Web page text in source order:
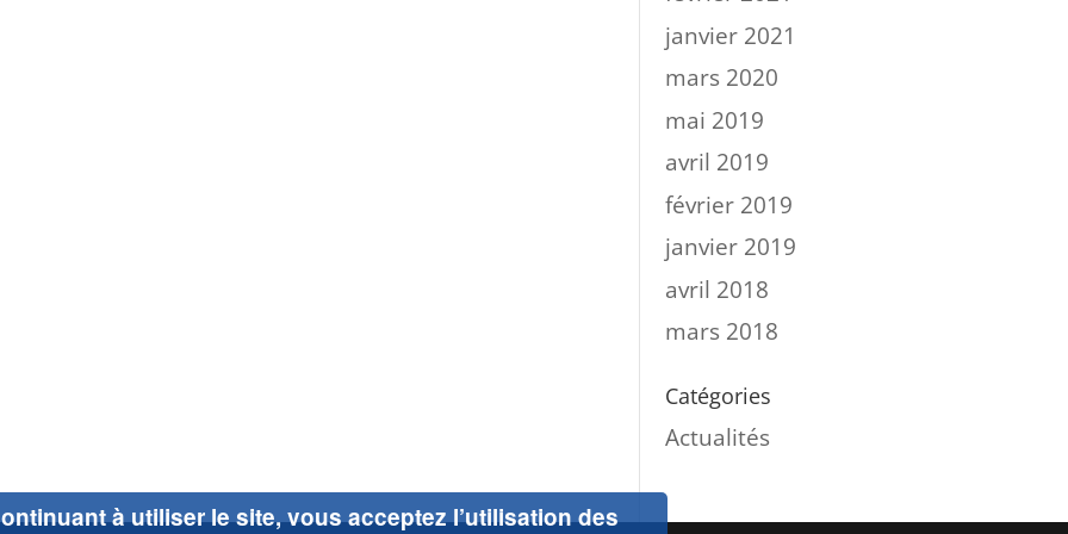
janvier 2021
mars 2020
mai 2019
avril 2019
février 2019
janvier 2019
avril 2018
mars 2018
Catégories
Actualités
à utiliser le site, vous acceptez l’utilisation des